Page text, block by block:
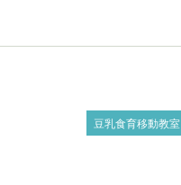
豆乳食育移動教室